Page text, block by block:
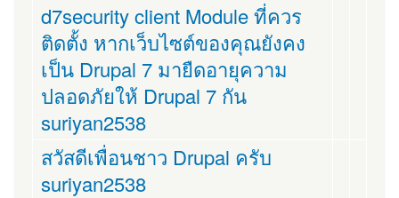
d7security client Module ที่ควร
ติดตั้ง หากเว็บไซต์ของคุณยังคง
เป็น Drupal 7 มายืดอายุความ
ปลอดภัยให้ Drupal 7 กัน
suriyan2538
สวัสดีเพื่อนชาว Drupal ครับ
suriyan2538